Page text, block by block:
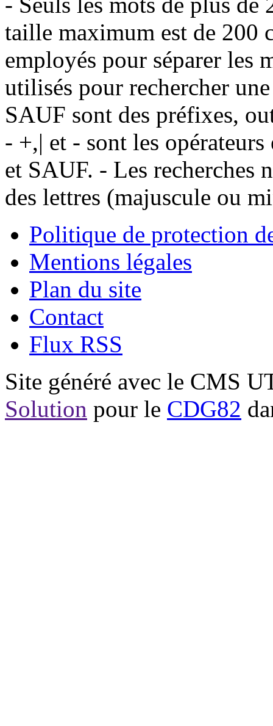
taille maximum est de 200
employés pour séparer les
utilisés pour rechercher
SAUF sont des préfixes,
- +,| et - sont les
et SAUF. - Les recherches
des lettres (majuscule ou
Politique de protection
Mentions légales
Plan du site
Contact
Flux RSS
Site généré avec le CMS
Solution pour le CDG82